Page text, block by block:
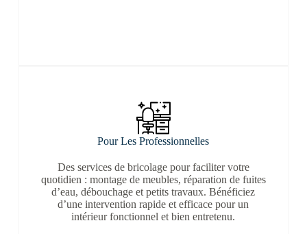
Pour Les Professionnelles
Des services de bricolage pour faciliter votre
quotidien : montage de meubles, réparation de fuites
d’eau, débouchage et petits travaux. Bénéficiez
d’une intervention rapide et efficace pour un
intérieur fonctionnel et bien entretenu.